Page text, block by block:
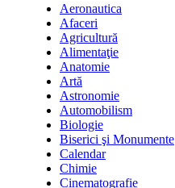
Aeronautica
Afaceri
Agricultură
Alimentaţie
Anatomie
Artă
Astronomie
Automobilism
Biologie
Biserici şi Monumente
Calendar
Chimie
Cinematografie